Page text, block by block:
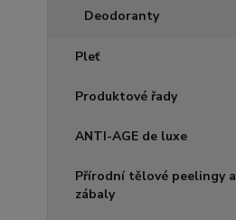
Deodoranty
Pleť
Produktové řady
ANTI-AGE de luxe
Přírodní tělové peelingy a
zábaly